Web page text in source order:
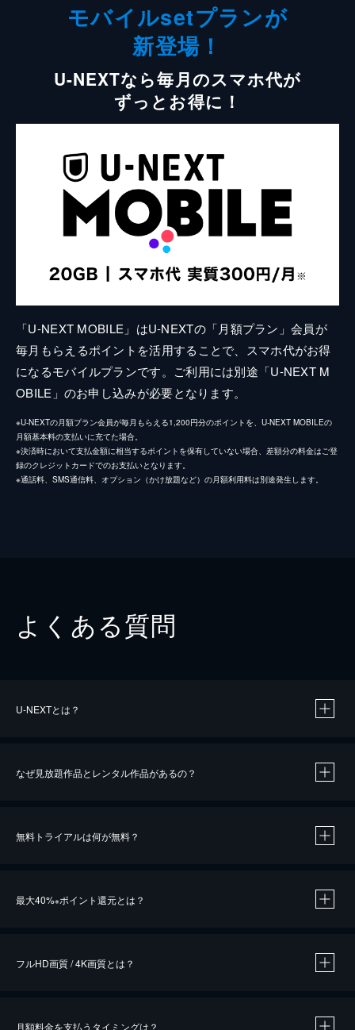
モバイルsetプランが
新登場！
U-NEXTなら毎月のスマホ代が
ずっとお得に！
「U-NEXT MOBILE」はU-NEXTの「月額プラン」会員が
毎月もらえるポイントを活用することで、スマホ代がお得
になるモバイルプランです。ご利用には別途「U-NEXT M
OBILE」のお申し込みが必要となります。
※U-NEXTの月額プラン会員が毎月もらえる1,200円分のポイントを、U-NEXT MOBILEの
月額基本料の支払いに充てた場合。
※決済時において支払金額に相当するポイントを保有していない場合、差額分の料金はご登
録のクレジットカードでのお支払いとなります。
※通話料、SMS通信料、オプション（かけ放題など）の月額利用料は別途発生します。
よくある質問
U-NEXTとは？
なぜ見放題作品とレンタル作品があるの？
無料トライアルは何が無料？
最大40%※ポイント還元とは？
フルHD画質 / 4K画質とは？
月額料金を支払うタイミングは？